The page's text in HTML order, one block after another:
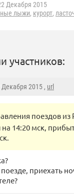
Декабря 2015
лыжи, курорт,
участников:
Декабря 2015 , url
поездов из
14:20 мск,
поезде, приехать